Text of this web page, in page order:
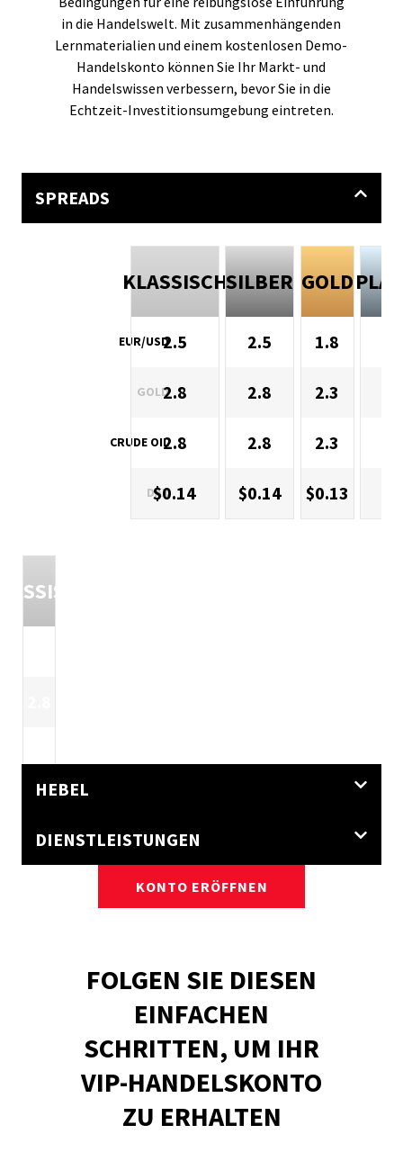
in die Handelswelt. Mit zusammenhängenden
Lernmaterialien und einem kostenlosen Demo-
Handelskonto können Sie Ihr Markt- und
Handelswissen verbessern, bevor Sie in die
Echtzeit-Investitionsumgebung eintreten.
SPREADS
EUR/USD
GOLD
CRUDE OIL
DAX
KLASSISCH
2.5
2.8
2.8
$0.14
SILBER
2.5
2.8
2.8
$0.14
GOLD
1.8
2.3
2.3
$0.13
$0.14
HEBEL
DIENSTLEISTUNGEN
KONTO ERÖFFNEN
FOLGEN SIE DIESEN
EINFACHEN
SCHRITTEN, UM IHR
VIP-HANDELSKONTO
ZU ERHALTEN